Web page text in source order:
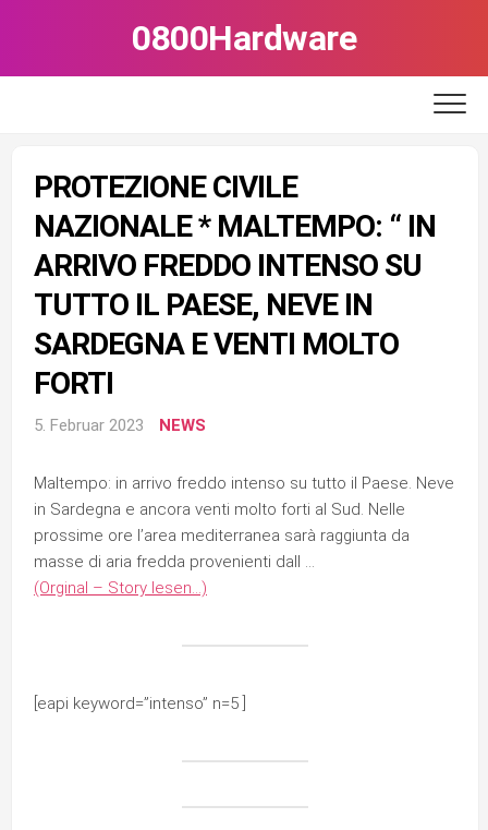
0800Hardware
PROTEZIONE CIVILE
NAZIONALE * MALTEMPO: “ IN
ARRIVO FREDDO INTENSO SU
TUTTO IL PAESE, NEVE IN
SARDEGNA E VENTI MOLTO
FORTI
5. Februar 2023 NEWS
Maltempo: in arrivo freddo intenso su tutto il Paese. Neve
in Sardegna e ancora venti molto forti al Sud. Nelle
prossime ore l’area mediterranea sarà raggiunta da
masse di aria fredda provenienti dall …
(Orginal – Story lesen…)
[eapi keyword=”intenso” n=5 ]